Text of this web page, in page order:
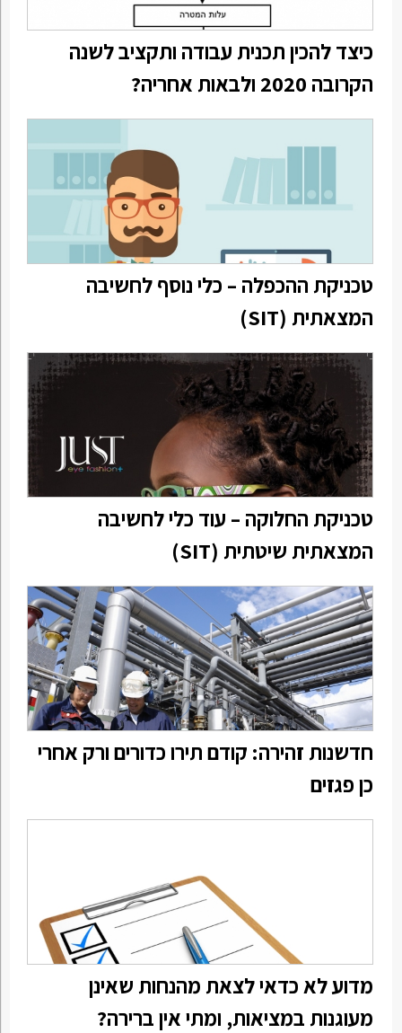
כיצד להכין תכנית עבודה ותקציב לשנה
הקרובה 2020 ולבאות אחריה?
טכניקת ההכפלה – כלי נוסף לחשיבה
המצאתית (SIT)
טכניקת החלוקה – עוד כלי לחשיבה
המצאתית שיטתית (SIT)
חדשנות זהירה: קודם תירו כדורים ורק אחרי
כן פגזים
מדוע לא כדאי לצאת מהנחות שאינן
מעוגנות במציאות, ומתי אין ברירה?